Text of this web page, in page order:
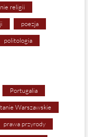
religii
poezja
politologia
Portugalia
Warszawskie
prawa przyrody